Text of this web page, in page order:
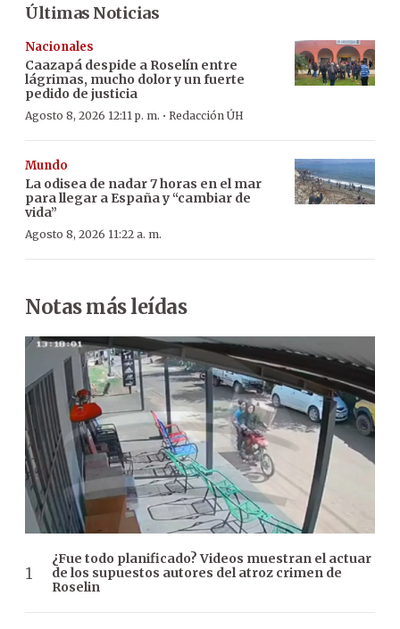
Últimas Noticias
Nacionales
Caazapá despide a Roselín entre
lágrimas, mucho dolor y un fuerte
pedido de justicia
Agosto 8, 2026 12:11 p. m. · Redacción ÚH
Mundo
La odisea de nadar 7 horas en el mar
para llegar a España y “cambiar de
vida”
Agosto 8, 2026 11:22 a. m.
Notas más leídas
¿Fue todo planificado? Videos muestran el actuar
de los supuestos autores del atroz crimen de
Roselin